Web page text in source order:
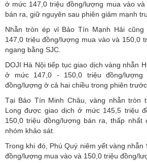
ở mức 147,0 triệu đồng/lượng mua vào
bán ra, giữ nguyên sau phiên giảm mạnh
Nhẫn tròn ép vỉ Bảo Tín Mạnh Hải
147,0 triệu đồng/lượng mua vào và 150,0
ngang bằng SJC.
DOJI Hà Nội tiếp tục giao dịch vàng nhẫn
ở mức 147,0 - 150,0 triệu đồng/
đồng/lượng ở cả hai chiều trong phiên trước.
Tại Bảo Tín Minh Châu, vàng nhẫn tròn
Long được giao dịch ở mức 145,5 triệu
150,0 triệu đồng/lượng bán ra, thấp nhất
nhóm khảo sát.
Trong khi đó, Phú Quý niêm yết vàng
đồng/lượng mua vào và 150,0 triệu đồng/